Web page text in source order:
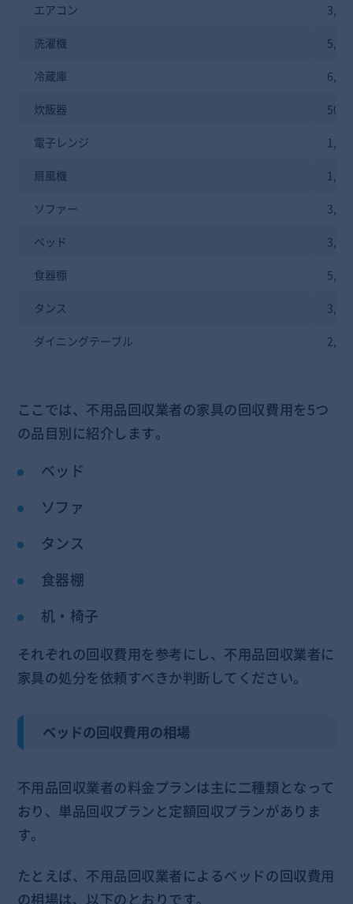
エアコン
洗濯機
冷蔵庫
炊飯器 500
電子レンジ
扇風機
ソファー
ベッド
食器棚
タンス
ダイニングテーブル
ここでは、不用品回収業者の家具の回収費用を5つ
の品目別に紹介します。
ベッド
ソファ
タンス
食器棚
机・椅子
それぞれの回収費用を参考にし、不用品回収業者に
家具の処分を依頼すべきか判断してください。
ベッドの回収費用の相場
不用品回収業者の料金プランは主に二種類となって
おり、単品回収プランと定額回収プランがありま
す。
たとえば、不用品回収業者によるベッドの回収費用
の相場は、以下のとおりです。